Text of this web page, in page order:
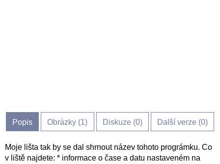
Popis Obrázky (1) Diskuze (0) Další verze (0)
Moje lišta tak by se dal shrnout název tohoto prográmku. Co
v liště najdete: * informace o čase a datu nastaveném na